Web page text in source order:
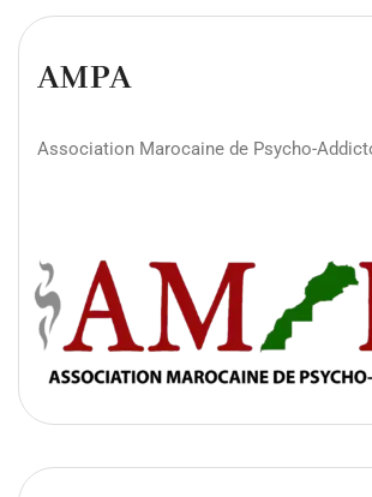
AMPA
Association Marocaine de Psycho-